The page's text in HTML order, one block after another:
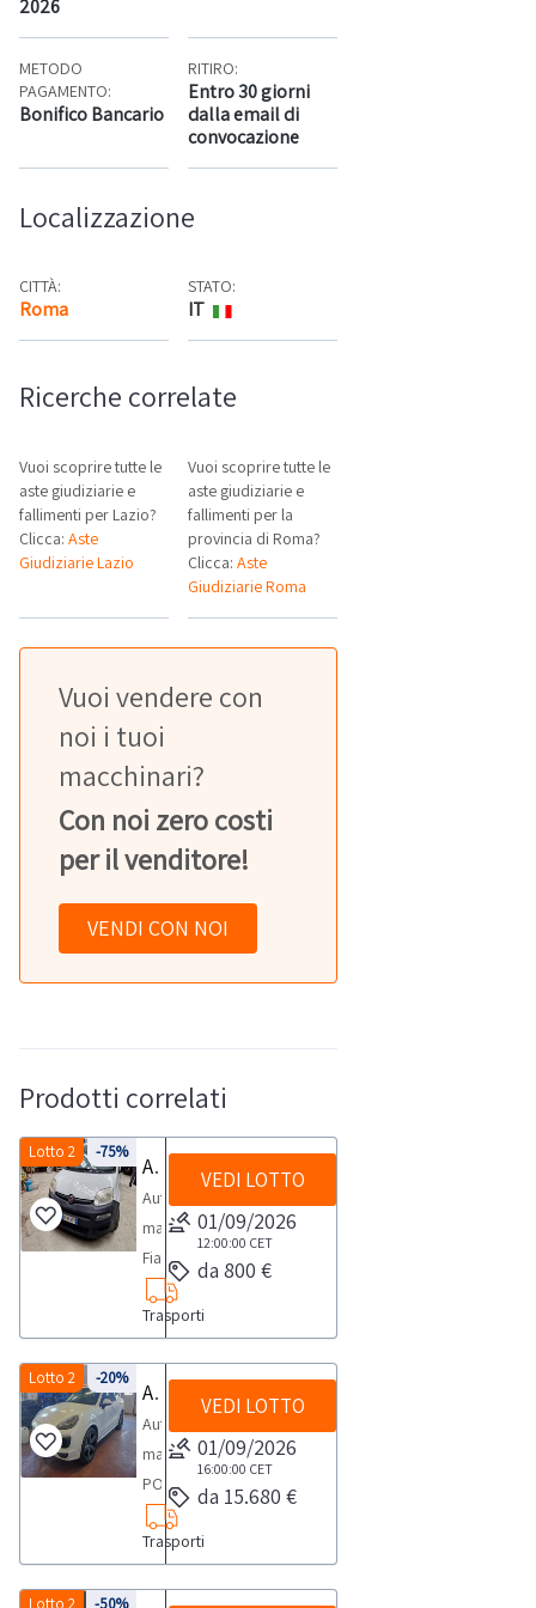
2026
METODO
PAGAMENTO:
Bonifico Bancario
RITIRO:
Entro 30 giorni
dalla email di
convocazione
Localizzazione
CITTÀ:
Roma Mappa
STATO:
IT
Ricerche correlate
Vuoi scoprire tutte le
aste giudiziarie e
fallimenti per Lazio?
Clicca: Aste
Giudiziarie Lazio
Vuoi scoprire tutte le
aste giudiziarie e
fallimenti per la
provincia di Roma?
Clicca:Aste
Giudiziarie Roma
Vuoi vendere con
noi i tuoi
macchinari?
Con noi zero costi
per il venditore!
VENDI CON NOI
Prodotti correlati
-75%
Lotto 2
Automobile Fiat Panda
Automobile
marca
Fiat,
modello
Panda
targa
ES735TV,
-
anno
2013,
-
55,00
Trasporti
VEDI LOTTO
01/09/2026
12:00:00 CET
da 800 €
-20%
Lotto 2
Autovettura Porsche
Autovettura
marca
PORSCHE
modello
4.134,
Trasporti
VEDI LOTTO
01/09/2026
16:00:00 CET
da 15.680 €